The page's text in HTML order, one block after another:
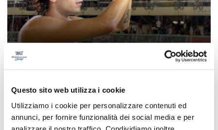
Questo sito web utilizza i cookie
Utilizziamo i cookie per personalizzare contenuti ed
annunci, per fornire funzionalità dei social media e per
e cambia tutto, doppietta di Faggioli
di Pier Paolo Flammini